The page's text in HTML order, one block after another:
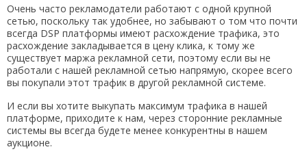
Очень часто рекламодатели работают с одной крупной
сетью, поскольку так удобнее, но забывают о том что почти
всегда DSP платформы имеют расхождение трафика, это
расхождение закладывается в цену клика, к тому же
существует маржа рекламной сети, поэтому если вы не
работали с нашей рекламной сетью напрямую, скорее всего
вы покупали этот трафик в другой рекламной системе.
И если вы хотите выкупать максимум трафика в нашей
платформе, приходите к нам, через сторонние рекламные
системы вы всегда будете менее конкурентны в нашем
аукционе.